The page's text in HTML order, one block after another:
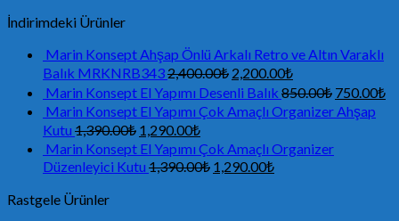
İndirimdeki Ürünler
Marin Konsept Ahşap Önlü Arkalı Retro ve Altın Varaklı
Balık MRKNRB3432,400.00₺ 2,200.00₺
Marin Konsept El Yapımı Desenli Balık 850.00₺ 750.00₺
Marin Konsept El Yapımı Çok Amaçlı Organizer Ahşap
Kutu 1,390.00₺ 1,290.00₺
Marin Konsept El Yapımı Çok Amaçlı Organizer
Düzenleyici Kutu 1,390.00₺ 1,290.00₺
Rastgele Ürünler